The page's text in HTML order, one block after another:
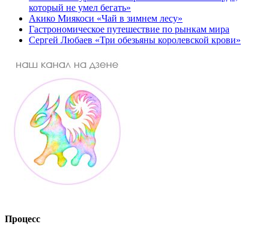
который не умел бегать»
Акико Миякоси «Чай в зимнем лесу»
Гастрономическое путешествие по рынкам мира
Сергей Любаев «Три обезьяны королевской крови»
Процесс